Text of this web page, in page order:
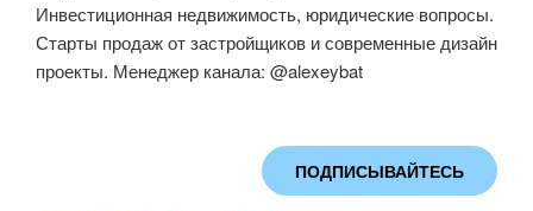
Инвестиционная недвижимость, юридические вопросы.
Старты продаж от застройщиков и современные дизайн
проекты. Менеджер канала: @alexeybat
ПОДПИСЫВАЙТЕСЬ